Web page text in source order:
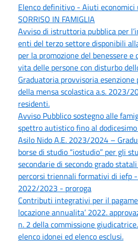
Elenco definitivo - Aiuti
SORRISO IN FAMIGLIA
Avviso di istruttoria pubblica per
enti del terzo settore disponibili
per la promozione del benessere
vita delle persone con disturbo
Graduatoria provvisoria
della mensa scolastica a.s. 2023/
residenti.
Avviso Pubblico sostegno alle
spettro autistico fino al
Asilo Nido A.E. 2023/2024 –
borse di studio “iostudio” per gli
secondarie di secondo grado
percorsi triennali formativi di iefp
2022/2023 - proroga
Contributi integrativi per il
locazione annualita’ 2022.
n. 2 della commissione
elenco idonei ed elenco esclusi.